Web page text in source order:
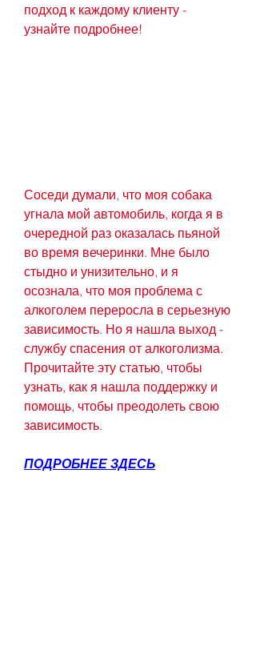
подход к каждому клиенту -
узнайте подробнее!
Соседи думали, что моя собака
угнала мой автомобиль, когда я в
очередной раз оказалась пьяной
во время вечеринки. Мне было
стыдно и унизительно, и я
осознала, что моя проблема с
алкоголем переросла в серьезную
зависимость. Но я нашла выход -
службу спасения от алкоголизма.
Прочитайте эту статью, чтобы
узнать, как я нашла поддержку и
помощь, чтобы преодолеть свою
зависимость.
ПОДРОБНЕЕ ЗДЕСЬ